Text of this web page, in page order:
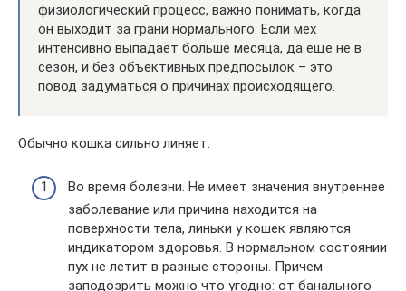
физиологический процесс, важно понимать, когда
он выходит за грани нормального. Если мех
интенсивно выпадает больше месяца, да еще не в
сезон, и без объективных предпосылок – это
повод задуматься о причинах происходящего.
Обычно кошка сильно линяет:
Во время болезни. Не имеет значения внутреннее
заболевание или причина находится на
поверхности тела, линьки у кошек являются
индикатором здоровья. В нормальном состоянии
пух не летит в разные стороны. Причем
заподозрить можно что угодно: от банального